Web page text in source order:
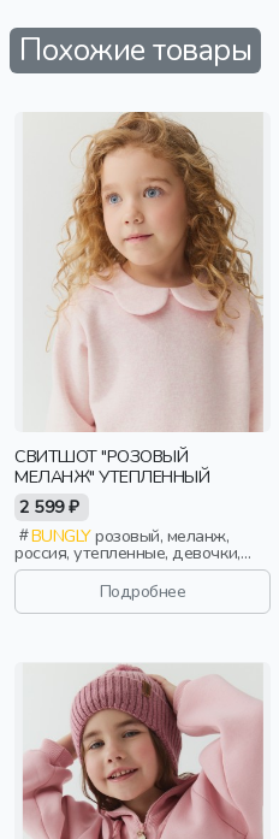
Похожие товары
СВИТШОТ "РОЗОВЫЙ
МЕЛАНЖ" УТЕПЛЕННЫЙ
2 599 ₽
BUNGLYрозовый, меланж,
россия, утепленные, девочки,
малыши, дошкольники, дети
Подробнее